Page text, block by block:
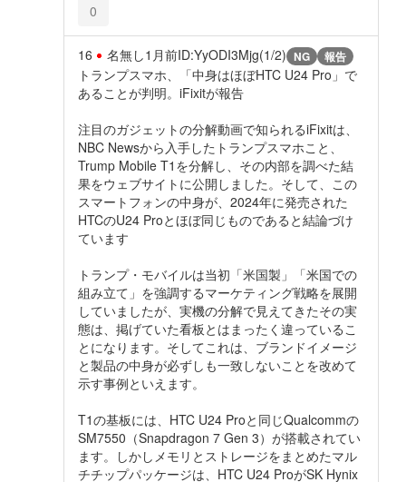
0
16 名無し1月前ID:YyODI3Mjg(1/2) NG 報告
トランプスマホ、「中身はほぼHTC U24 Pro」で
あることが判明。iFixitが報告
注目のガジェットの分解動画で知られるiFixitは、
NBC Newsから入手したトランプスマホこと、
Trump Mobile T1を分解し、その内部を調べた結
果をウェブサイトに公開しました。そして、この
スマートフォンの中身が、2024年に発売された
HTCのU24 Proとほぼ同じものであると結論づけ
ています
トランプ・モバイルは当初「米国製」「米国での
組み立て」を強調するマーケティング戦略を展開
していましたが、実機の分解で見えてきたその実
態は、掲げていた看板とはまったく違っているこ
とになります。そしてこれは、ブランドイメージ
と製品の中身が必ずしも一致しないことを改めて
示す事例といえます。
T1の基板には、HTC U24 Proと同じQualcommの
SM7550（Snapdragon 7 Gen 3）が搭載されてい
ます。しかしメモリとストレージをまとめたマル
チチップパッケージは、HTC U24 ProがSK Hynix